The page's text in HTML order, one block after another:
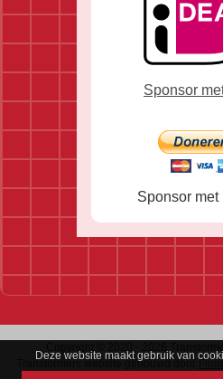
Sponsor
Sponsor met
Copyright © 2020 - 2026
Transformers website gebouwd door
Deze website maakt gebruik van